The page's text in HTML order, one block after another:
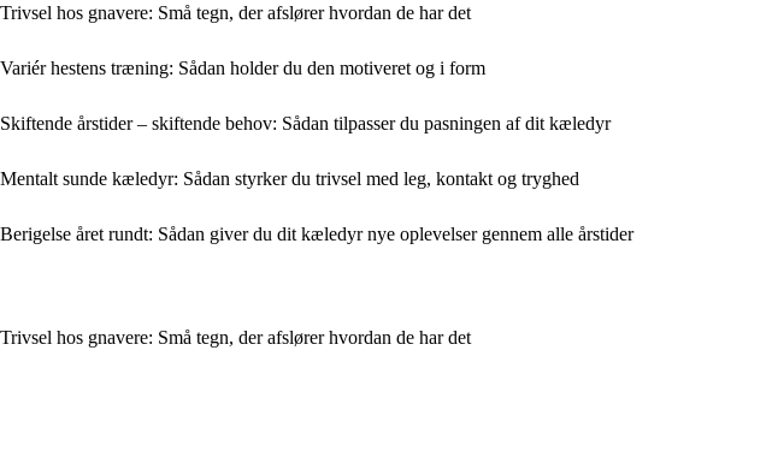
Trivsel hos gnavere: Små tegn, der afslører hvordan de har det
Variér hestens træning: Sådan holder du den motiveret og i form
Skiftende årstider – skiftende behov: Sådan tilpasser du pasningen af dit kæledyr
Mentalt sunde kæledyr: Sådan styrker du trivsel med leg, kontakt og tryghed
Berigelse året rundt: Sådan giver du dit kæledyr nye oplevelser gennem alle årstider
Trivsel hos gnavere: Små tegn, der afslører hvordan de har det